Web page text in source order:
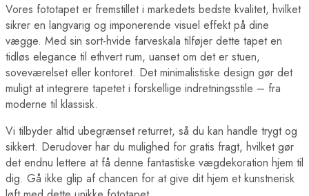
Lande Plakater
Australien Plakater
Belgien Plakater
Brasilien Plakater
Bulgarien Plakater
Canada Plakater
Cuba Plakater
Finland Plakater
Frankrig Plakater
Grækenland Plakater
Indien Plakater
Island Plakater
Italien Plakater
Vores fototapet er fremstillet i markedets bedste kvalitet, hvilket
sikrer en langvarig og imponerende visuel effekt på dine
vægge. Med sin sort-hvide farveskala tilføjer dette tapet en
tidløs elegance til ethvert rum, uanset om det er stuen,
soveværelset eller kontoret. Det minimalistiske design gør det
muligt at integrere tapetet i forskellige indretningsstile – fra
moderne til klassisk.
Vi tilbyder altid ubegrænset returret, så du kan handle trygt og
sikkert. Derudover har du mulighed for gratis fragt, hvilket gør
det endnu lettere at få denne fantastiske vægdekoration hjem til
dig. Gå ikke glip af chancen for at give dit hjem et kunstnerisk